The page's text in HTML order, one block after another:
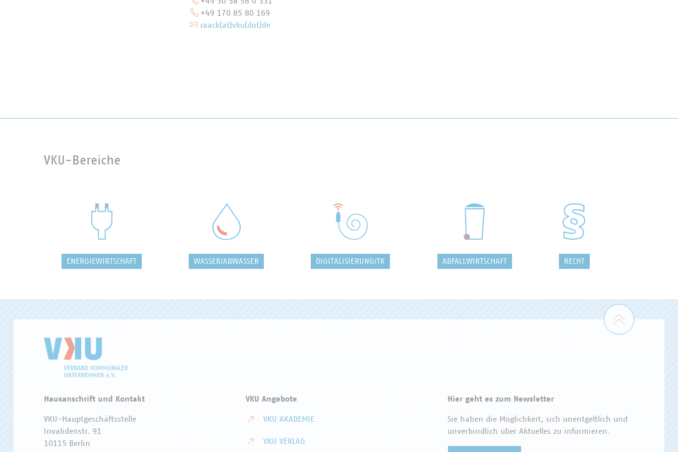
+49 170 85 80 169
raack(at)vku(dot)de
VKU-Bereiche
ENERGIEWIRTSCHAFT WASSER/ABWASSER DIGITALISIERUNG/TK ABFALLWIRTSCHAFT RECHT
Zum
Hausanschrift und Kontakt
VKU-Hauptgeschäftsstelle
Invalidenstr. 91
10115 Berlin
VKU Angebote
VKU AKADEMIE
VKU VERLAG
Hier geht es zum Newsletter
Sie haben die Möglichkeit, sich unentgeltlich und
unverbindlich über Aktuelles zu informieren.